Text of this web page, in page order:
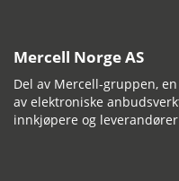
Mercell Norge AS
Del av Mercell-gruppen,
av elektroniske
innkjøpere og